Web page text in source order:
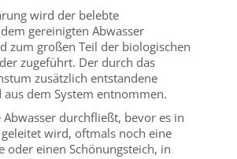
wird der belebte
gereinigten Abwasser
zum großen Teil der biologischen
zugeführt. Der durch das
zusätzlich entstandene
dem System entnommen.
Abwasser durchfließt, bevor es in
geleitet wird, oftmals noch eine
oder einen Schönungsteich, in